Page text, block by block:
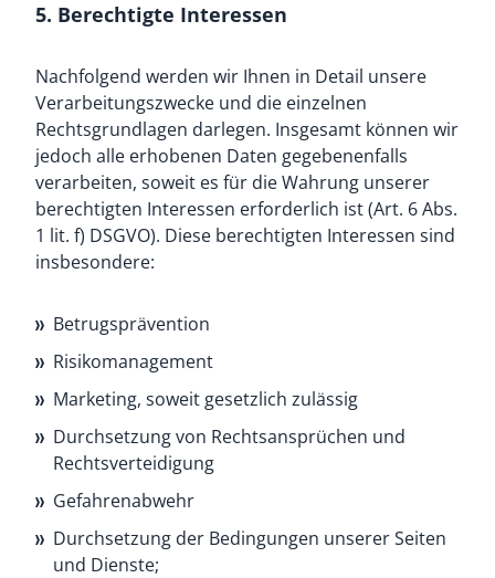
5. Berechtigte Interessen
Nachfolgend werden wir Ihnen in Detail unsere
Verarbeitungszwecke und die einzelnen
Rechtsgrundlagen darlegen. Insgesamt können wir
jedoch alle erhobenen Daten gegebenenfalls
verarbeiten, soweit es für die Wahrung unserer
berechtigten Interessen erforderlich ist (Art. 6 Abs.
1 lit. f) DSGVO). Diese berechtigten Interessen sind
insbesondere:
Betrugsprävention
Risikomanagement
Marketing, soweit gesetzlich zulässig
Durchsetzung von Rechtsansprüchen und
Rechtsverteidigung
Gefahrenabwehr
Durchsetzung der Bedingungen unserer Seiten
und Dienste;